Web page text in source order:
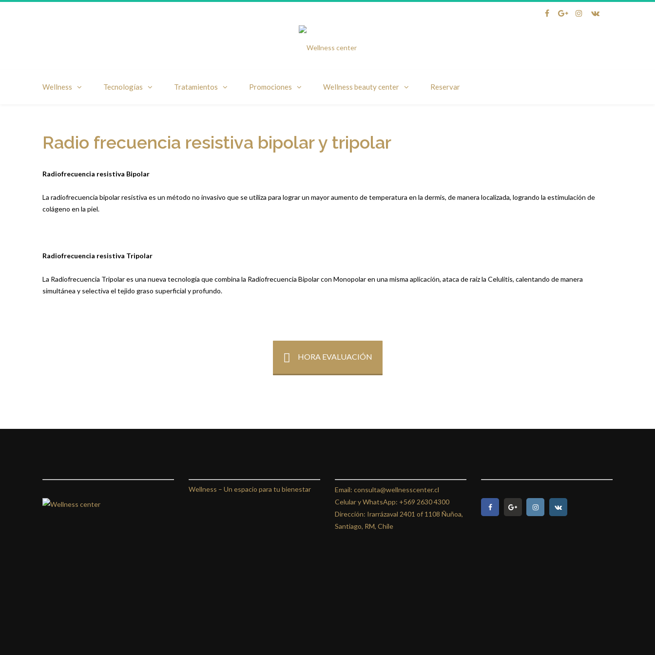
Wellness Tecnologías Tratamientos Promociones Wellness beauty center Reservar
Radio frecuencia resistiva bipolar y tripolar
Radiofrecuencia resistiva Bipolar
La radiofrecuencia bipolar resistiva es un método no invasivo que se utiliza para lograr un mayor aumento de temperatura en la dermis, de manera localizada, logrando la estimulación de
colágeno en la piel.
Radiofrecuencia resistiva Tripolar
La Radiofrecuencia Tripolar es una nueva tecnología que combina la Radiofrecuencia Bipolar con Monopolar en una misma aplicación, ataca de raíz la Celulitis, calentando de manera
simultánea y selectiva el tejido graso superficial y profundo.
HORA EVALUACIÓN
Wellness – Un espacio para tu bienestar
Email: consulta@wellnesscenter.cl
Celular y WhatsApp: +569 2630 4300
Dirección: Irarrázaval 2401 of 1108 Ñuñoa,
Santiago, RM, Chile